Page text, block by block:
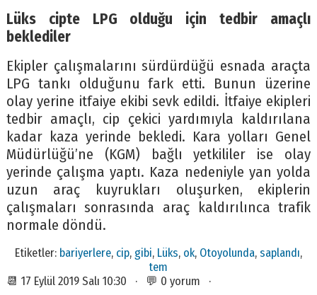
Lüks cipte LPG olduğu için tedbir amaçlı
beklediler
Ekipler çalışmalarını sürdürdüğü esnada araçta
LPG tankı olduğunu fark etti. Bunun üzerine
olay yerine itfaiye ekibi sevk edildi. İtfaiye ekipleri
tedbir amaçlı, cip çekici yardımıyla kaldırılana
kadar kaza yerinde bekledi. Kara yolları Genel
Müdürlüğü’ne (KGM) bağlı yetkililer ise olay
yerinde çalışma yaptı. Kaza nedeniyle yan yolda
uzun araç kuyrukları oluşurken, ekiplerin
çalışmaları sonrasında araç kaldırılınca trafik
normale döndü.
Etiketler: bariyerlere, cip, gibi, Lüks, ok, Otoyolunda, saplandı,
tem
📆 17 Eylül 2019 Salı 10:30 · 💬 0 yorum ·